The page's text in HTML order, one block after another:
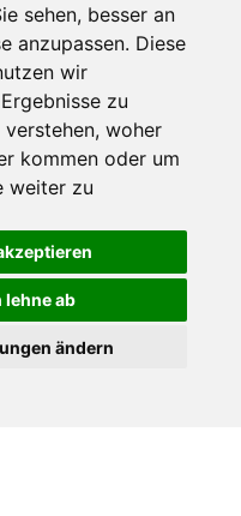
sehen, besser an
anzupassen. Diese
wir
zu
verstehen, woher
kommen oder um
weiter zu
lehne ab
ändern
Europe